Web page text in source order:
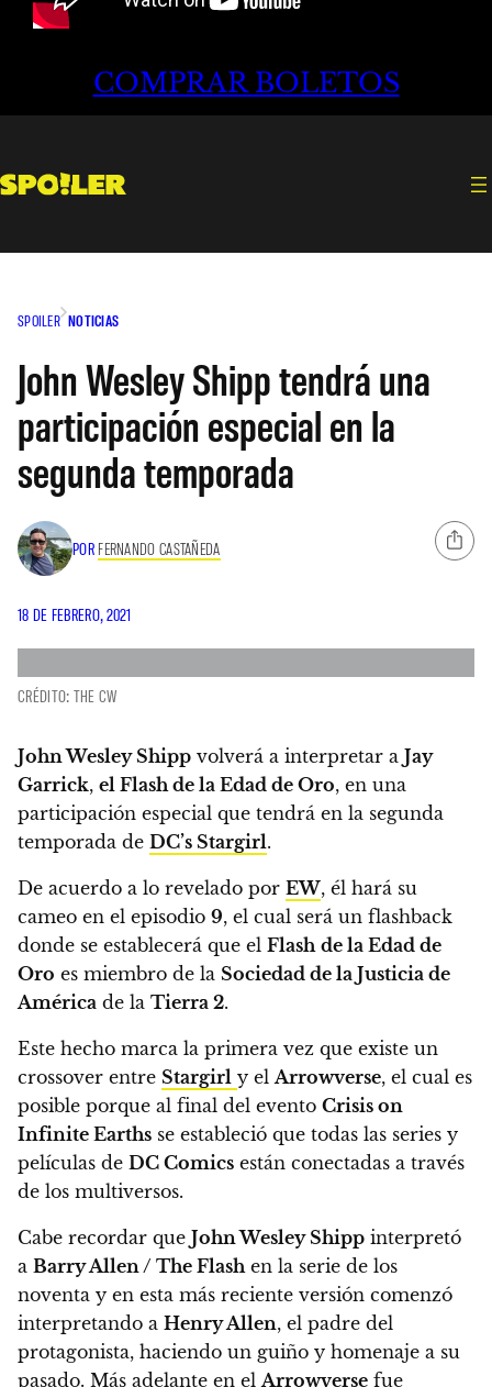
COMPRAR BOLETOS
SPOILER NOTICIAS
John Wesley Shipp tendrá una
participación especial en la
segunda temporada
POR FERNANDO CASTAÑEDA
18 DE FEBRERO, 2021
CRÉDITO: THE CW
John Wesley Shipp volverá a interpretar a Jay
Garrick, el Flash de la Edad de Oro, en una
participación especial que tendrá en la segunda
temporada de DC’s Stargirl.
De acuerdo a lo revelado por EW, él hará su
cameo en el episodio 9, el cual será un flashback
donde se establecerá que el Flash de la Edad de
Oro es miembro de la Sociedad de la Justicia de
América de la Tierra 2.
Este hecho marca la primera vez que existe un
crossover entre Stargirl y el Arrowverse, el cual es
posible porque al final del evento Crisis on
Infinite Earths se estableció que todas las series y
películas de DC Comics están conectadas a través
de los multiversos.
Cabe recordar que John Wesley Shipp interpretó
a Barry Allen / The Flash en la serie de los
noventa y en esta más reciente versión comenzó
interpretando a Henry Allen, el padre del
protagonista, haciendo un guiño y homenaje a su
pasado. Más adelante en el Arrowverse fue